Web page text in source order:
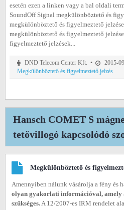
esetén ezen a linken vagy a bal oldali
SoundOff Signal megkülönböztető és
megkülönböztető és figyelmeztető
megkülönböztető és figyelmeztető
figyelmeztető jelzések...
DND Telecom Center Kft. •
2015-
Megkülönböztető és figyelmeztető jelzés
Hansch COMET S
tetővillogó kapcsolódó
Megkülönböztető és
Amennyiben nálunk vásárolja a fény és
olyan gyakorlati információval, amely
szükséges. A 12/2007-es IRM rendelet